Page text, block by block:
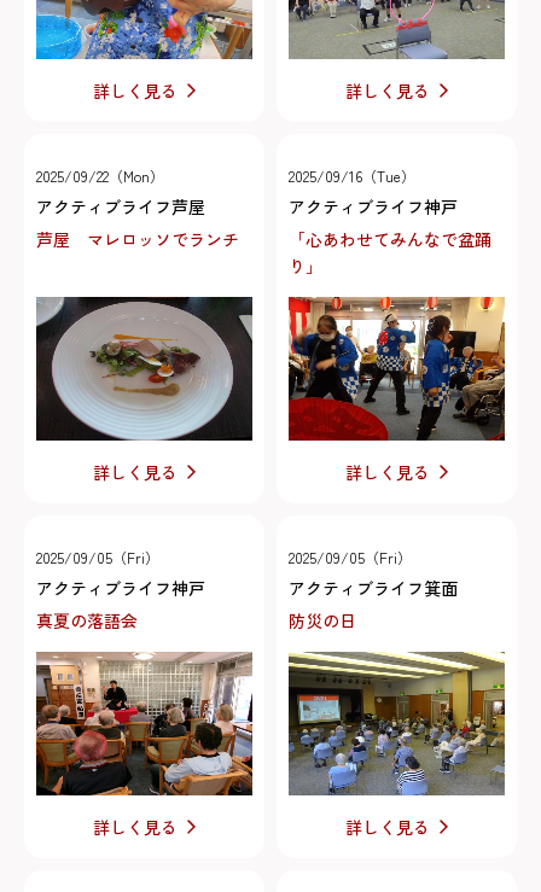
詳しく見る 詳しく見る
2025/09/22（Mon）
アクティブライフ芦屋
芦屋 マレロッソでランチ
詳しく見る
2025/09/16（Tue）
アクティブライフ神戸
「心あわせてみんなで盆踊
り」
詳しく見る
2025/09/05（Fri）
アクティブライフ神戸
真夏の落語会
詳しく見る
2025/09/05（Fri）
アクティブライフ箕面
防災の日
詳しく見る